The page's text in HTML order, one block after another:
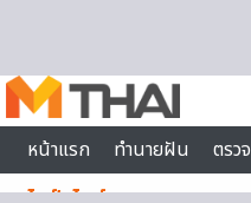
หน้าแรก
ทำนายฝัน ตรว